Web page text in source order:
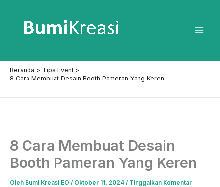
konten
Beranda
Tips Event
8 Cara Membuat Desain Booth Pameran Yang Keren
8 Cara Membuat Desain
Booth Pameran Yang Keren
Oleh Bumi Kreasi EO / Oktober 11, 2024 / Tinggalkan Komentar